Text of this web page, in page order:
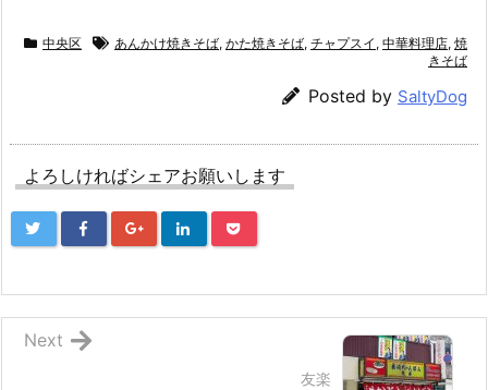
中央区 あんかけ焼きそば, かた焼きそば, チャプスイ , 中華料理店, 焼
きそば
Posted by SaltyDog
よろしければシェアお願いします
友楽
Next